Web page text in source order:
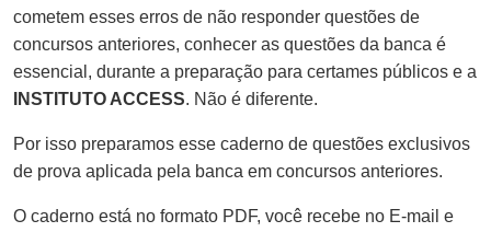
cometem esses erros de não responder questões de
concursos anteriores, conhecer as questões da banca é
essencial, durante a preparação para certames públicos e a
INSTITUTO ACCESS. Não é diferente.
Por isso preparamos esse caderno de questões exclusivos
de prova aplicada pela banca em concursos anteriores.
O caderno está no formato PDF, você recebe no E-mail e